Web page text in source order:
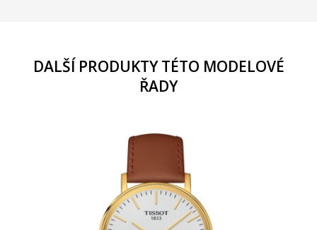
DALŠÍ PRODUKTY TÉTO MODELOVÉ
ŘADY